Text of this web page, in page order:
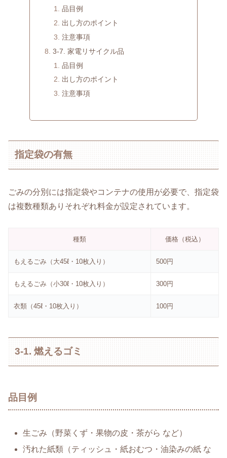
品目例
出し方のポイント
注意事項
3-7. 家電リサイクル品
品目例
出し方のポイント
注意事項
指定袋の有無
ごみの分別には指定袋やコンテナの使用が必要で、指定袋
は複数種類ありそれぞれ料金が設定されています。
種類 価格（税込）
もえるごみ（大45ℓ・10枚入り） 500円
もえるごみ（小30ℓ・10枚入り） 300円
衣類（45ℓ・10枚入り） 100円
3-1. 燃えるゴミ
品目例
生ごみ（野菜くず・果物の皮・茶がら など）
汚れた紙類（ティッシュ・紙おむつ・油染みの紙 な